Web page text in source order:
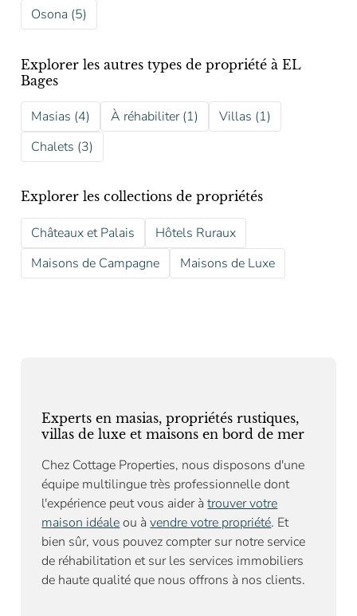
Osona (5)
Explorer les autres types de propriété à EL
Bages
Masias (4) À réhabiliter (1)
Villas (1)
Chalets (3)
Explorer les collections de propriétés
Châteaux et Palais
Hôtels Ruraux
Maisons de Campagne
Maisons de Luxe
Experts en masias, propriétés rustiques,
villas de luxe et maisons en bord de mer
Chez Cottage Properties, nous disposons d'une
équipe multilingue très professionnelle dont
l'expérience peut vous aider àtrouver votre
maison idéaleou àvendre votre propriété. Et
bien sûr, vous pouvez compter sur notre service
de réhabilitation et sur les services immobiliers
de haute qualité que nous offrons à nos clients.